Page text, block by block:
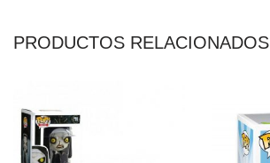
PRODUCTOS RELACIONADOS